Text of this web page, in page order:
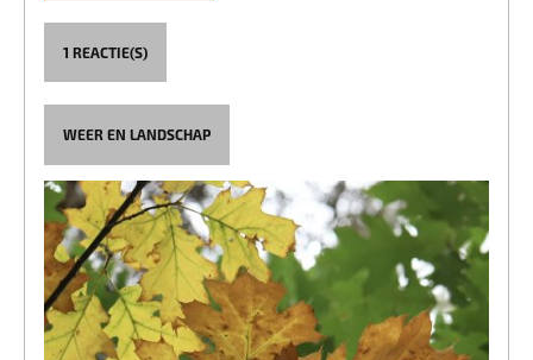
1 REACTIE(S)
WEER EN LANDSCHAP